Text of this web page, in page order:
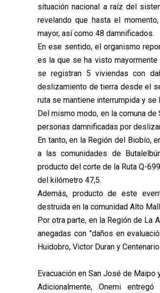
situación nacional a raíz del
revelando que hasta el
mayor, así como 48 damnificados.
En ese sentido, el organismo
es la que se ha visto mayormente
se registran 5 viviendas con
deslizamiento de tierra desde el
ruta se mantiene interrumpida y
Del mismo modo, en la comuna
personas damnificadas por
En tanto, en la Región del Biobío,
a las comunidades de
producto del corte de la Ruta Q-
del kilómetro 47,5.
Además, producto de este
destruida en la comunidad Alto
Por otra parte, en la Región de La
anegadas con "daños en
Huidobro, Victor Duran y Centenario.
Evacuación en San José de Maipo
Adicionalmente, Onemi